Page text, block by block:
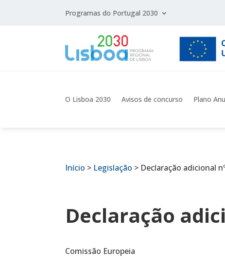
Programas do Portugal 2030
O Lisboa 2030 Avisos de concurso Plano
Início > Legislação > Declaração adicional
Declaração
Comissão Europeia